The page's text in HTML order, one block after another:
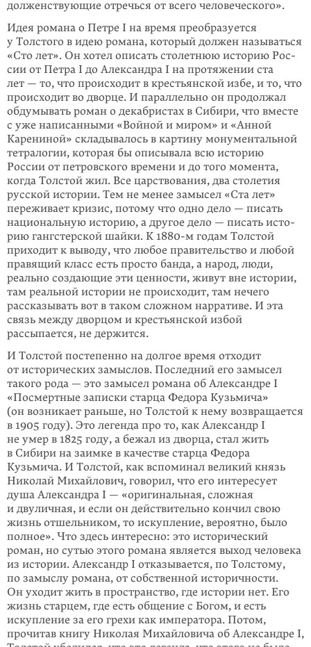
долженствующие отречься от всего человеческого».
Идея романа о Петре I на время преобразуется
у Толстого в идею романа, кото­рый должен называться
«Сто лет». Он хотел описать столетнюю историю Рос­
сии от Петра I до Александра I на протяжении ста
лет — то, что происходит в крестьянской избе, и то, что
происходит во дворце. И параллельно он продол­жал
обдумывать роман о декабристах в Сибири, что вместе
с уже написанными «Войной и миром» и «Анной
Карениной» складывалось в картину монумен­таль­­ной
тетралогии, которая бы описывала всю историю
России от петров­ско­го времени и до того момента,
когда Толстой жил. Все царствования, два столетия
русской истории. Тем не менее замысел «Ста лет»
переживает кризис, потому что одно дело — писать
национальную историю, а другое дело — писать исто­
рию гангстерской шайки. К 1880-м годам Толстой
приходит к выводу, что лю­бое правительство и любой
правящий класс есть просто банда, а народ, люди,
реально создающие эти ценности, живут вне истории,
там реальной истории не происходит, там нечего
рассказывать вот в таком сложном нарративе. И эта
связь между дворцом и крестьянской избой
рассыпается, не держится.
И Толстой постепенно на долгое время отходит
от исторических замыслов. Последний его замысел
такого рода — это замысел романа об Алек­сандре I
«Посмертные записки старца Федора Кузьмича»
(он возникает раньше, но Тол­стой к нему возвращается
в 1905 году). Это легенда про то, как Александр I
не умер в 1825 году, а бежал из дворца, стал жить
в Сибири на заимке в каче­стве старца Федора
Кузьмича. И Толстой, как вспоминал великий князь
Нико­лай Михайлович, говорил, что его интересует
душа Александра I — «ориги­наль­ная, сложная
и двуличная, и если он действительно кончил свою
жизнь от­шель­ником, то искупление, вероятно, было
полное». Что здесь интересно: это исторический
роман, но сутью этого романа является выход человека
из исто­рии. Александр I отказывается, по Толстому,
по замыслу романа, от соб­ствен­ной историчности.
Он уходит жить в пространство, где истории нет. Его
жизнь старцем, где есть общение с Богом, и есть
искупление за его грехи как им­­пера­тора. Потом,
прочитав книгу Николая Михайловича об Александ­ре I,